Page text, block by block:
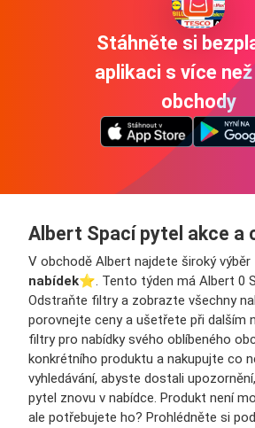
Stáhněte si
aplikaci s více
obchody
Albert Spací pytel akce a
V obchodě Albert najdete široký
nabídek⭐️. Tento týden má Albert 0
Odstraňte filtry a zobrazte všechny
porovnejte ceny a ušetřete při dalším
filtry pro nabídky svého oblíbeného
konkrétního produktu a nakupujte co
vyhledávání, abyste dostali
pytel znovu v nabídce. Produkt není
ale potřebujete ho? Prohlédněte si